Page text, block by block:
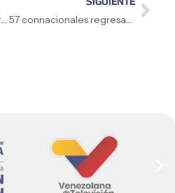
Presidenta (E) Delcy Rodríguez es recibida por la Primera Ministra Mia Mottley en la residencia Illaro Court de Bridgetown 57 connacionales regresan a Venezuela para el reencuentro con sus raíces